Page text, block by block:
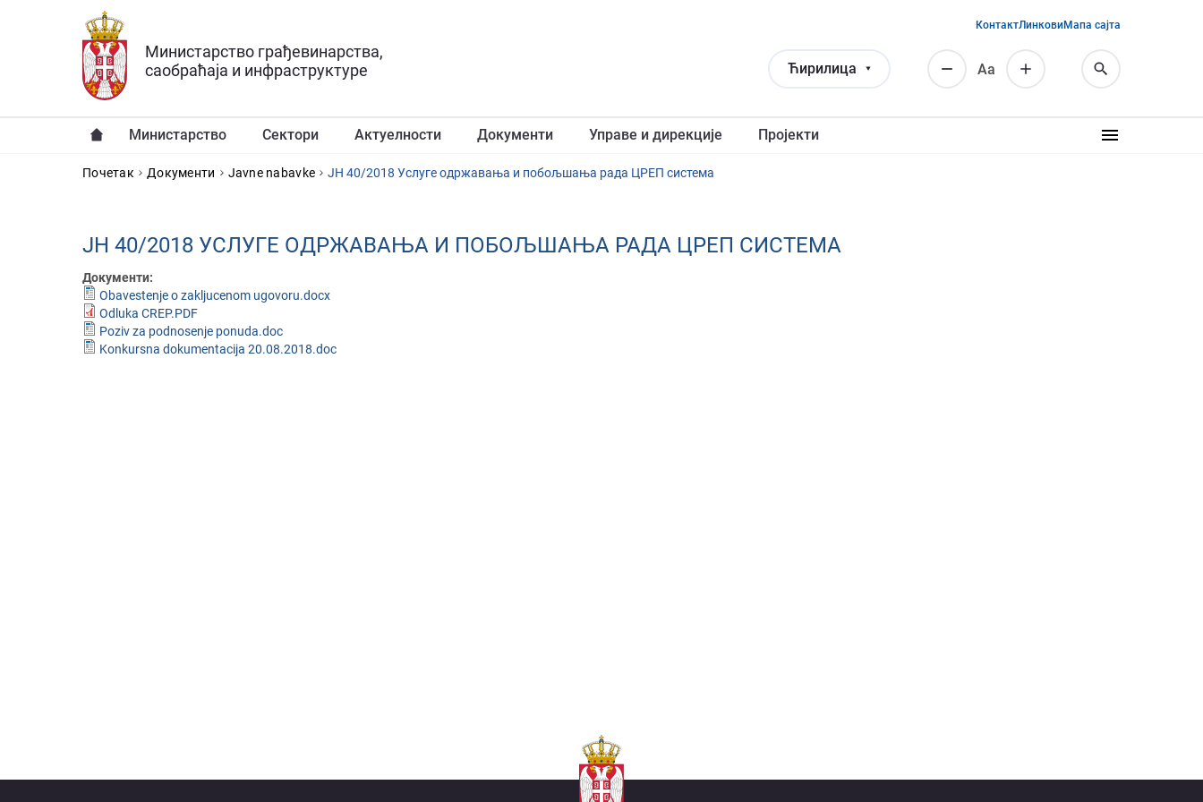
Прескочи на главни део садржаја
Министарство грађевинарства,
саобраћаја и инфраструктуре
Ћирилица Аа
КонтактЛинковиМапа сајта
Министарство Сектори Актуелности Документи Управе и дирекције Пројекти
YOU ARE HERE
Почетак Документи Javne nabavke ЈН 40/2018 Услуге одржавања и побољшања рада ЦРЕП система
ЈН 40/2018 УСЛУГЕ ОДРЖАВАЊА И ПОБОЉШАЊА РАДА ЦРЕП СИСТЕМА
Документи:
Obavestenje o zakljucenom ugovoru.docx
Odluka CREP.PDF
Poziv za podnosenje ponuda.doc
Konkursna dokumentacija 20.08.2018.doc